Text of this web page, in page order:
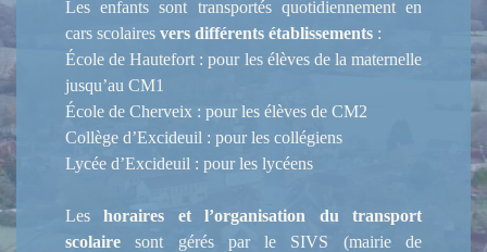
Les enfants sont transportés quotidiennement en
cars scolaires vers différents établissements :
École de Hautefort : pour les élèves de la maternelle
jusqu’au CM1
École de Cherveix : pour les élèves de CM2
Collège d’Excideuil : pour les collégiens
Lycée d’Excideuil : pour les lycéens
Leshoraires et l’organisation du transport
scolaire sont gérés par le SIVS (mairie de